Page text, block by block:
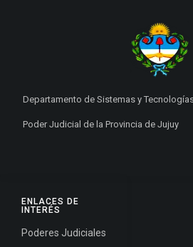
ENLACES DE
INTERÉS
Poderes Judiciales
Departamento de Sistemas y
Poder Judicial de la Provincia de Jujuy